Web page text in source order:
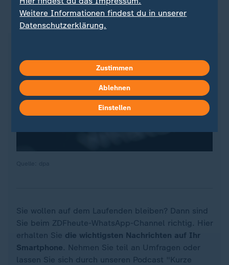
ZDFheute auf WhatsApp
Sie wollen auf dem Laufenden bleiben? Dann sind
Sie beim ZDFheute-WhatsApp-Channel richtig. Hier
erhalten Sie die wichtigsten Nachrichten auf Ihr
Smartphone. Nehmen Sie teil an Umfragen oder
lassen Sie sich durch unseren Podcast "Kurze
Weitere Informationen findest du in unserer
Datenschutzerklärung.
Zustimmen
Ablehnen
Einstellen